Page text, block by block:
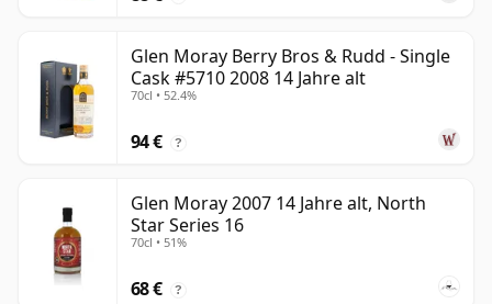
Glen Moray Berry Bros & Rudd - Single
Cask #5710 2008 14 Jahre alt
70cl • 52.4%
94 € ?
Glen Moray 2007 14 Jahre alt, North
Star Series 16
70cl • 51%
68 € ?